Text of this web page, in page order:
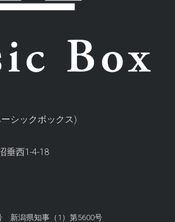
シックボックス)
垂西1-4-18
新潟県知事（1）第5600号